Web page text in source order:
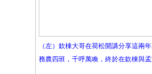
（左）欽棟大哥在荷松開講分享這兩
務農四班，千呼萬喚，終於在欽棟與